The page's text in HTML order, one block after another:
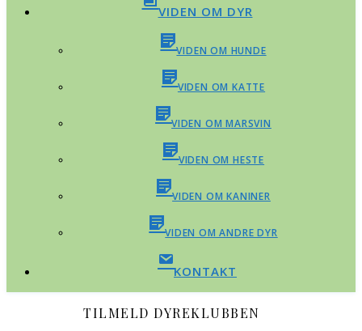
VIDEN OM DYR
VIDEN OM HUNDE
VIDEN OM KATTE
VIDEN OM MARSVIN
VIDEN OM HESTE
VIDEN OM KANINER
VIDEN OM ANDRE DYR
KONTAKT
TILMELD DYREKLUBBEN